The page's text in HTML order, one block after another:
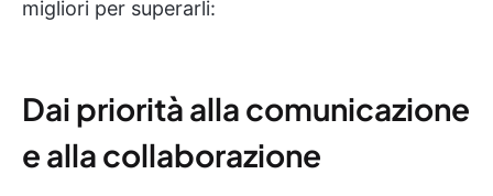
migliori per superarli:
Dai priorità alla comunicazione
e alla collaborazione